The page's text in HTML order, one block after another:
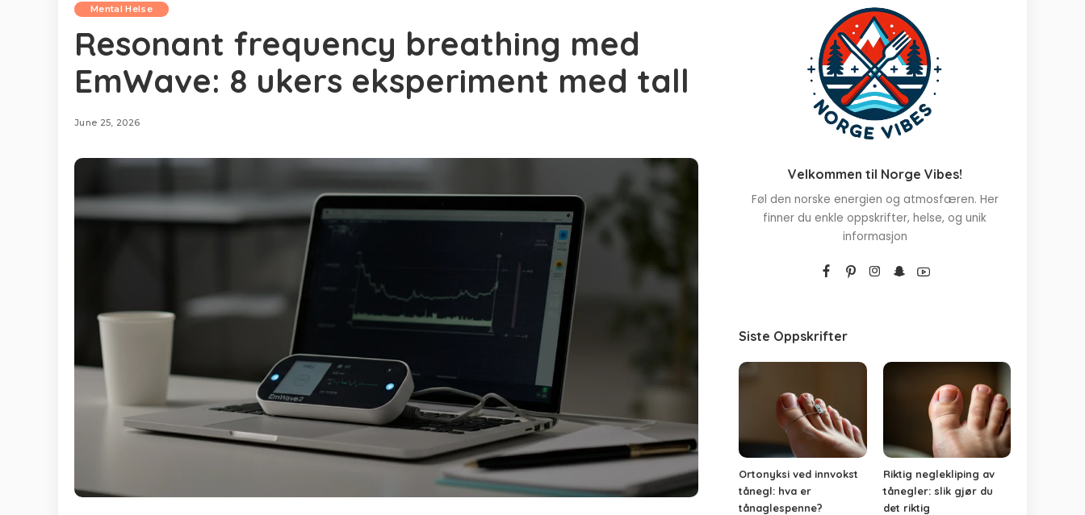
Mental Helse
Resonant frequency breathing med
EmWave: 8 ukers eksperiment med tall
June 25, 2026
Velkommen til Norge Vibes!
Føl den norske energien og atmosfæren. Her
finner du enkle oppskrifter, helse, og unik
informasjon
Siste Oppskrifter
Ortonyksi ved innvokst
tånegl: hva er
tånaglespenne?
Riktig neglekliping av
tånegler: slik gjør du
det riktig